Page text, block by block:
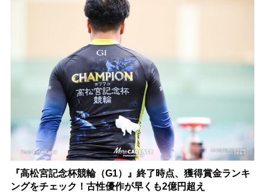
『高松宮記念杯競輪（G1）』終了時点、獲得賞金ランキ
ングをチェック！古性優作が早くも2億円超え